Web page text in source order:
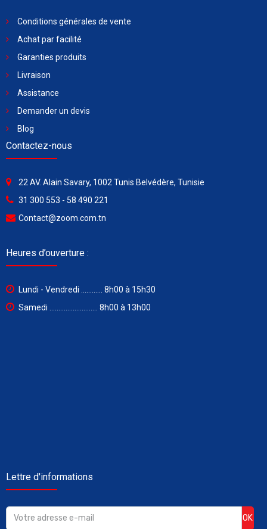
Conditions générales de vente
Achat par facilité
Garanties produits
Livraison
Assistance
Demander un devis
Blog
Contactez-nous
22 AV. Alain Savary, 1002 Tunis Belvédère, Tunisie
31 300 553 - 58 490 221
Contact@zoom.com.tn
Heures d’ouverture :
Lundi - Vendredi ............ 8h00 à 15h30
Samedi ........................... 8h00 à 13h00
Lettre d'informations
OK